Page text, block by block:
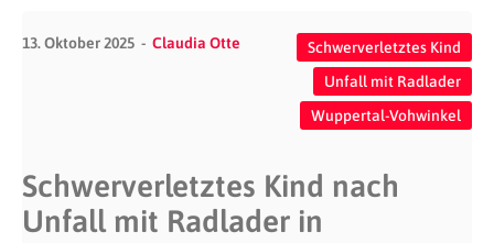
13. Oktober 2025 Claudia Otte
Schwerverletztes Kind
Unfall mit Radlader
Wuppertal-Vohwinkel
Schwerverletztes Kind nach
Unfall mit Radlader in